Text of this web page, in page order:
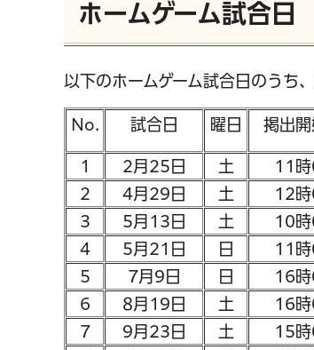
ホームゲーム試合日
以下のホームゲーム試合日のうち
No. 試合日 曜日 掲出開
1 2月25日 土 11
2
4月29日 土 12
3
5月13日 土 10
4
5月21日 日 11
5
7月9日 日 16
6
8月19日 土 16
7
9月23日 土 15
千葉市の電子行政サービス コン